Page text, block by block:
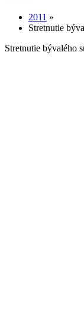
2011 »
Stretnutie
Stretnutie bývalého